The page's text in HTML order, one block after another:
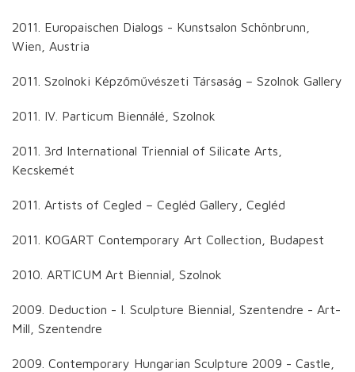
2011. Europaischen Dialogs - Kunstsalon Schönbrunn,
Wien, Austria
2011. Szolnoki Képzőművészeti Társaság – Szolnok Gallery
2011. IV. Particum Biennálé, Szolnok
2011. 3rd International Triennial of Silicate Arts,
Kecskemét
2011. Artists of Cegled – Cegléd Gallery, Cegléd
2011. KOGART Contemporary Art Collection, Budapest
2010. ARTICUM Art Biennial, Szolnok
2009. Deduction - I. Sculpture Biennial, Szentendre - Art-
Mill, Szentendre
2009. Contemporary Hungarian Sculpture 2009 - Castle,